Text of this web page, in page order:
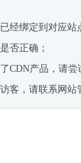
经绑定到对应站
否正确；
CDN产品，请尝
客，请联系网站